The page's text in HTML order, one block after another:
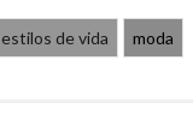
estilos de vida moda